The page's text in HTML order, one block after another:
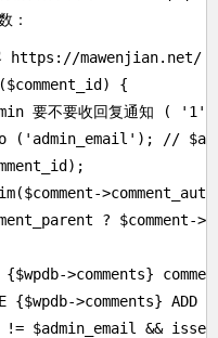
：
客 https://mawenjian.net/
{
要不要收回复通知 (
('admin_email'); //
? $comment-
>comments}
{$wpdb->comments} ADD
$admin_email &&